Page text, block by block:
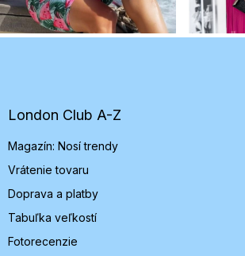
e
London Club A-Z
Magazín: Nosí trendy
Vrátenie tovaru
Doprava a platby
Tabuľka veľkostí
Fotorecenzie